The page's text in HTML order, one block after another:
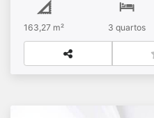
163,27 m² 3 quartos